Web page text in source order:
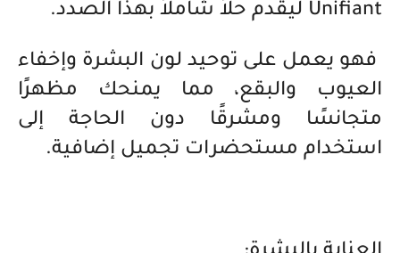
Unifiant ليقدم حلاً شاملاً بهذا الصدد.
فهو يعمل على توحيد لون البشرة وإخفاء
العيوب والبقع، مما يمنحك مظهرًا
متجانسًا ومشرقًا دون الحاجة إلى
استخدام مستحضرات تجميل إضافية.